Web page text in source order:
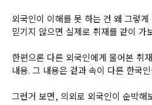
외국인이 이해를 못 하는 건 왜 그렇
믿기지 않으면 실제로 취재를 같이 가
한편으론 다른 외국인에게 물어본 취
내용. 그 내용은 겉과 속이 다른 한국
그런거 보면, 의외로 외국인이 순박해